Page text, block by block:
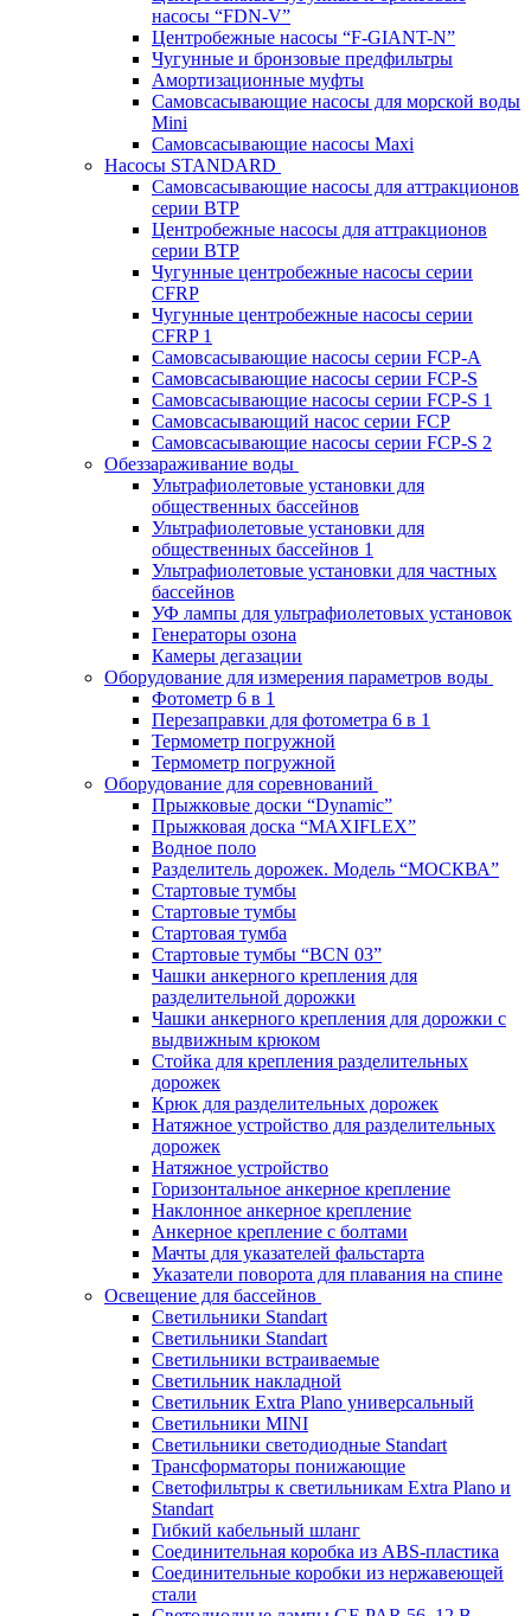
насосы “FDN-V”
Центробежные насосы “F-GIANT-N”
Чугунные и бронзовые предфильтры
Амортизационные муфты
Самовсасывающие насосы для морской воды
Mini
Самовсасывающие насосы Maxi
Насосы STANDARD
Самовсасывающие насосы для аттракционов
серии BTP
Центробежные насосы для аттракционов
серии BTP
Чугунные центробежные насосы серии
CFRP
Чугунные центробежные насосы серии
CFRP 1
Самовсасывающие насосы серии FCP-A
Самовсасывающие насосы серии FCP-S
Самовсасывающие насосы серии FCP-S 1
Самовсасывающий насос серии FCP
Самовсасывающие насосы серии FCP-S 2
Обеззараживание воды
Ультрафиолетовые установки для
общественных бассейнов
Ультрафиолетовые установки для
общественных бассейнов 1
Ультрафиолетовые установки для частных
бассейнов
УФ лампы для ультрафиолетовых установок
Генераторы озона
Камеры дегазации
Оборудование для измерения параметров воды
Фотометр 6 в 1
Перезаправки для фотометра 6 в 1
Термометр погружной
Термометр погружной
Оборудование для соревнований
Прыжковые доски “Dynamic”
Прыжковая доска “MAXIFLEX”
Водное поло
Разделитель дорожек. Модель “МОСКВА”
Стартовые тумбы
Стартовые тумбы
Стартовая тумба
Стартовые тумбы “BCN 03”
Чашки анкерного крепления для
разделительной дорожки
Чашки анкерного крепления для дорожки с
выдвижным крюком
Стойка для крепления разделительных
дорожек
Крюк для разделительных дорожек
Натяжное устройство для разделительных
дорожек
Натяжное устройство
Горизонтальное анкерное крепление
Наклонное анкерное крепление
Анкерное крепление с болтами
Мачты для указателей фальстарта
Указатели поворота для плавания на спине
Освещение для бассейнов
Светильники Standart
Светильники Standart
Светильники встраиваемые
Светильник накладной
Светильник Extra Plano универсальный
Светильники MINI
Светильники светодиодные Standart
Трансформаторы понижающие
Светофильтры к светильникам Extra Plano и
Standart
Гибкий кабельный шланг
Соединительная коробка из ABS-пластика
Соединительные коробки из нержавеющей
стали